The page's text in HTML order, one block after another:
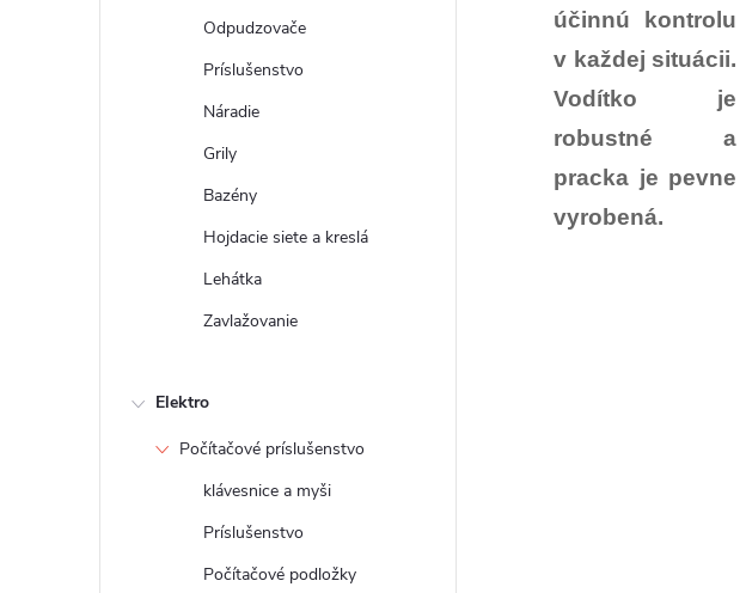
Odpudzovače
Príslušenstvo
Náradie
Grily
Bazény
Hojdacie siete a kreslá
Lehátka
Zavlažovanie
Elektro
Počítačové príslušenstvo
klávesnice a myši
Príslušenstvo
Počítačové podložky
účinnú kontrolu
v každej situácii.
Vodítko je
robustné a
pracka je pevne
vyrobená.